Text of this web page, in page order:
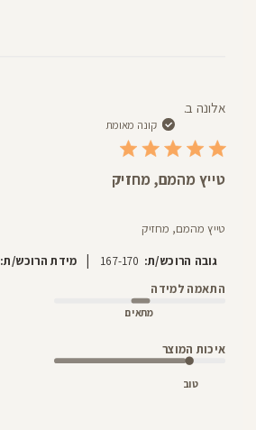
אלונה ב.
קונה מאומת
טייץ מהמם, מחזיק
טייץ מהמם, מחזיק
גובה הרוכש/ת: 167-170 מידת הרוכש/ת:
התאמה למידה
מתאים
איכות המוצר
טוב